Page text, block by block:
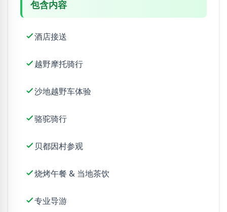
包含内容
酒店接送
越野摩托骑行
沙地越野车体验
骆驼骑行
贝都因村参观
烧烤午餐 & 当地茶饮
专业导游